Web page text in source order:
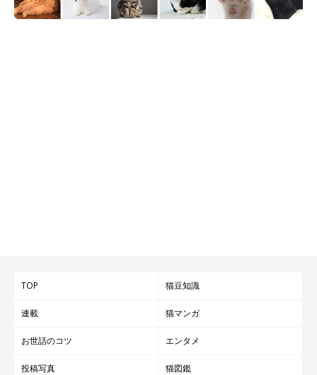
ってくれました。
飼い主さん：
「あずきと母猫が離れることになってしまったことは、今でも胸
が痛みます。それでも、実の兄弟姉妹として一緒に育った先住4
TOP 猫豆知識
連載 猫マンガ
お世話のコツ エンタメ
投稿写真 猫図鑑